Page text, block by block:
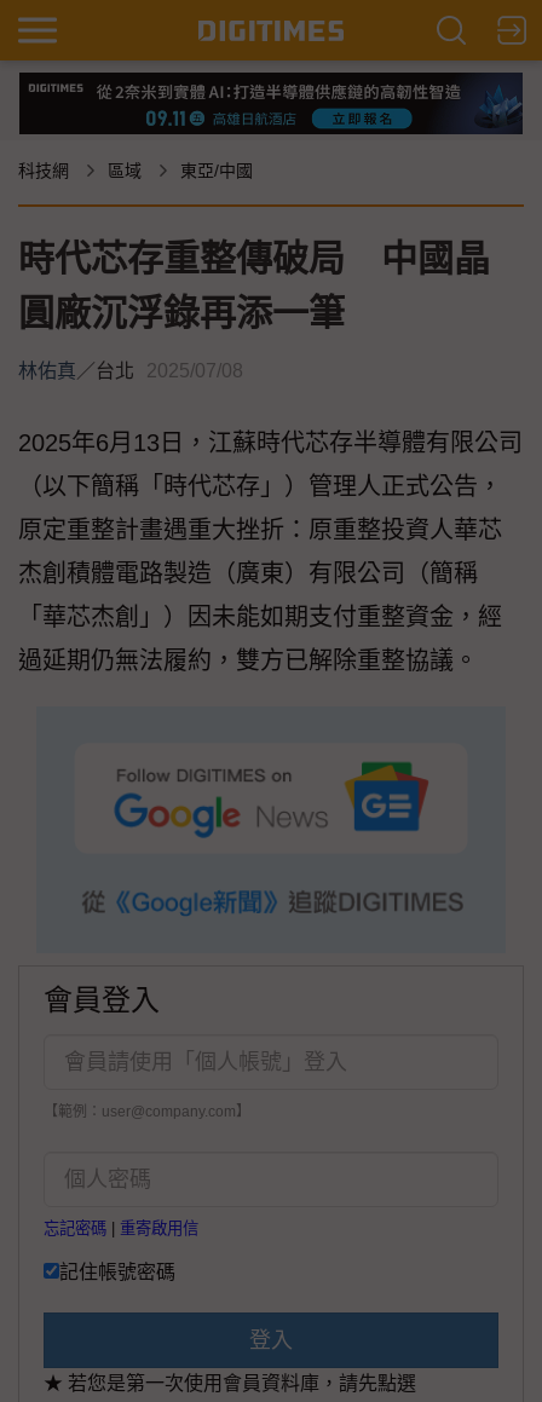
科技網 區域 東亞/中國
時代芯存重整傳破局 中國晶
圓廠沉浮錄再添一筆
林佑真／台北 2025/07/08
2025年6月13日，江蘇時代芯存半導體有限公司
（以下簡稱「時代芯存」）管理人正式公告，
原定重整計畫遇重大挫折：原重整投資人華芯
杰創積體電路製造（廣東）有限公司（簡稱
「華芯杰創」）因未能如期支付重整資金，經
過延期仍無法履約，雙方已解除重整協議。
會員登入
【範例：user@company.com】
忘記密碼 重寄啟用信
記住帳號密碼
登入
★ 若您是第一次使用會員資料庫，請先點選